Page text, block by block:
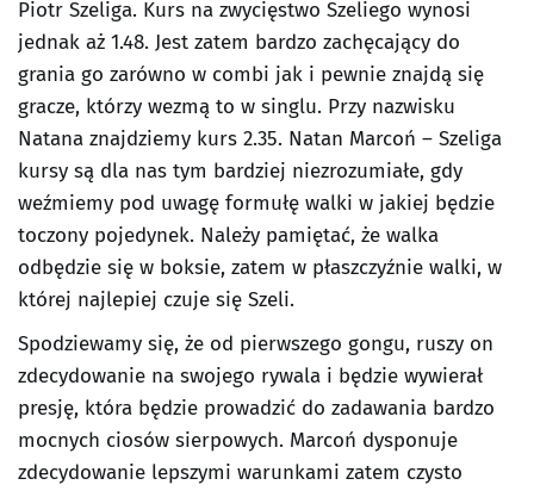
Piotr Szeliga. Kurs na zwycięstwo Szeliego wynosi
jednak aż 1.48. Jest zatem bardzo zachęcający do
grania go zarówno w combi jak i pewnie znajdą się
gracze, którzy wezmą to w singlu. Przy nazwisku
Natana znajdziemy kurs 2.35. Natan Marcoń – Szeliga
kursy są dla nas tym bardziej niezrozumiałe, gdy
weźmiemy pod uwagę formułę walki w jakiej będzie
toczony pojedynek. Należy pamiętać, że walka
odbędzie się w boksie, zatem w płaszczyźnie walki, w
której najlepiej czuje się Szeli.
Spodziewamy się, że od pierwszego gongu, ruszy on
zdecydowanie na swojego rywala i będzie wywierał
presję, która będzie prowadzić do zadawania bardzo
mocnych ciosów sierpowych. Marcoń dysponuje
zdecydowanie lepszymi warunkami zatem czysto